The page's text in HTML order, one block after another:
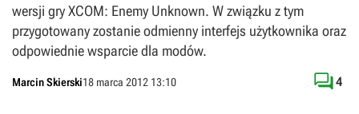
wersji gry XCOM: Enemy Unknown. W związku z tym
przygotowany zostanie odmienny interfejs użytkownika oraz
odpowiednie wsparcie dla modów.
Marcin Skierski18 marca 2012 13:10 4